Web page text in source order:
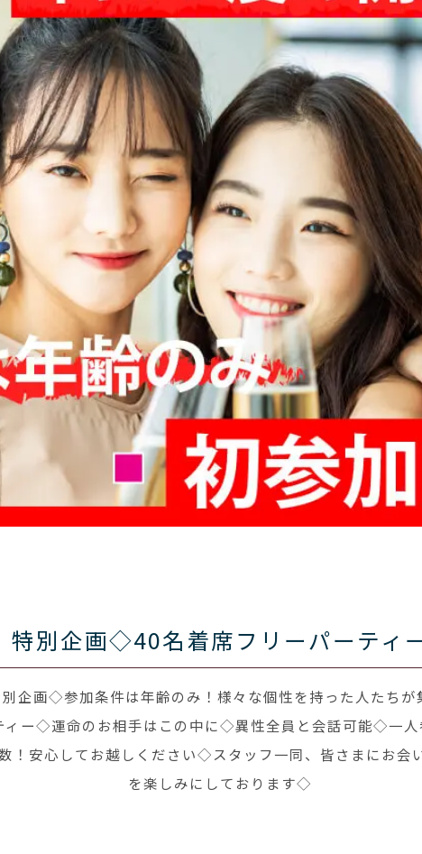
特別企画◇40名着席フリーパーティ
企画◇参加条件は年齢のみ！様々な個性を持った人たちが
ィー◇運命のお相手はこの中に◇異性全員と会話可能◇一人
！安心してお越しください◇スタッフ一同、皆さまにお会
を楽しみにしております◇